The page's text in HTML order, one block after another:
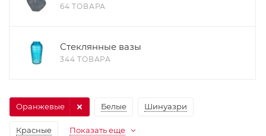
64 ТОВАРА
Стеклянные вазы
344 ТОВАРА
Белые Шинуазри
Красные
Оранжевые
Показать еще